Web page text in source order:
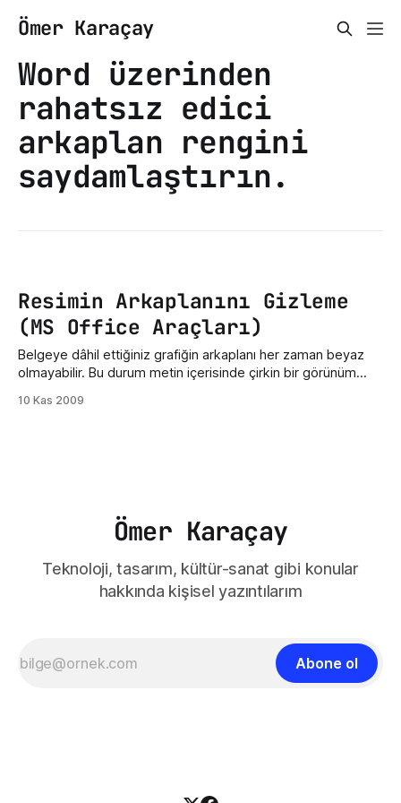
Ömer Karaçay
Word üzerinden
rahatsız edici
arkaplan rengini
saydamlaştırın.
Resimin Arkaplanını Gizleme
(MS Office Araçları)
Belgeye dâhil ettiğiniz grafiğin arkaplanı her zaman beyaz
olmayabilir. Bu durum metin içerisinde çirkin bir görünüm
rengi saydam olarak tanımlayarak görünmez hale getirme
10 Kas 2009
Ömer Karaçay
Teknoloji, tasarım, kültür-sanat gibi konular
hakkında kişisel yazıntılarım
Abone ol